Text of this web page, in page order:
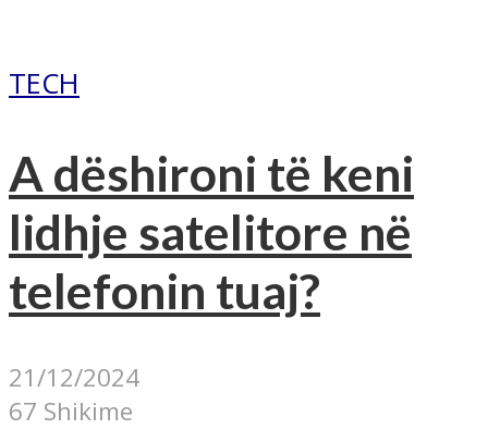
TECH
A dëshironi të keni
lidhje satelitore në
telefonin tuaj?
21/12/2024
67 Shikime